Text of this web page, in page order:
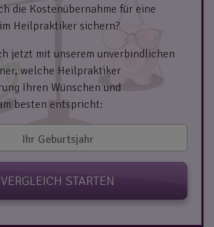
die Kostenübernahme für eine
Heilpraktiker sichern?
jetzt mit unserem unverbindlichen
welche Heilpraktiker
Ihren Wünschen und
besten entspricht:
VERGLEICH STARTEN